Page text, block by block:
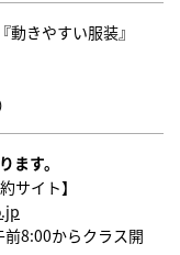
きやすい服装』
す。
サイト】
前8:00からクラス開